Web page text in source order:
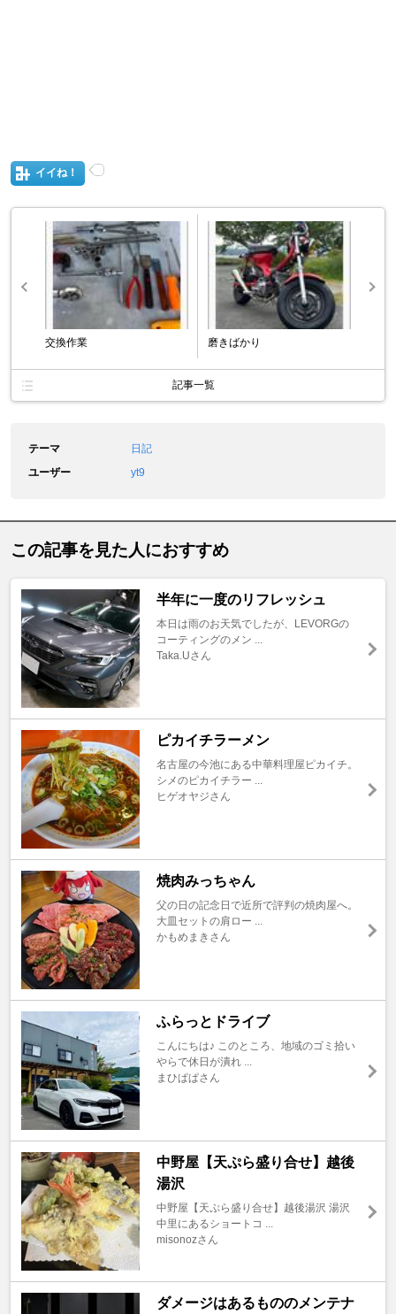
イイね！
交換作業 磨きばかり
記事一覧
テーマ
日記
ユーザー
yt9
この記事を見た人におすすめ
半年に一度のリフレッシュ
本日は雨のお天気でしたが、LEVORGの
コーティングのメン ...
Taka.Uさん
ピカイチラーメン
名古屋の今池にある中華料理屋ピカイチ。
シメのピカイチラー ...
ヒゲオヤジさん
焼肉みっちゃん
父の日の記念日で近所で評判の焼肉屋へ。
大皿セットの肩ロー ...
かもめまきさん
ふらっとドライブ
こんにちは♪ このところ、地域のゴミ拾い
やらで休日が潰れ ...
まひぱぱさん
中野屋【天ぷら盛り合せ】越後
湯沢
中野屋【天ぷら盛り合せ】越後湯沢 湯沢
中里にあるショートコ ...
misonozさん
ダメージはあるもののメンテナ